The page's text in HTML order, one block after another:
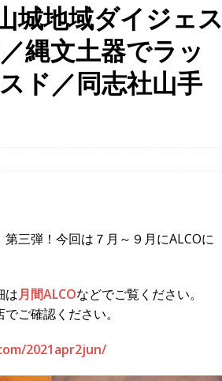
ン・プロジェクト2026」を楽しんできました！
市】
時事ネタ
「クラフトビール夜市」、茶づなでの盆踊りな
府宇治市】
時事ネタ
浜市・京都府八幡市「八の日」記念事業の会場
城地域ダイジェス
縄文土器でラッ
ド／同志社山手
三弾！今回は７月～９月にALCOに
は月間ALCOなどでご覧ください。
ご確認ください。
2021apr2jun/